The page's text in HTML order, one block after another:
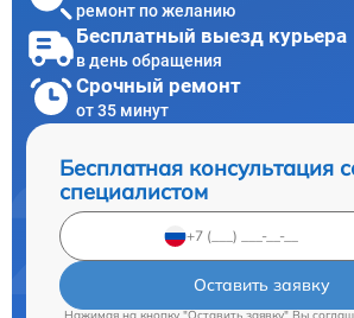
ремонт по желанию
Бесплатный выезд курьера
в день обращения
Срочный ремонт
от 35 минут
Бесплатная консультация
специалистом
Оставить заявку
Нажимая на кнопку "Оставить заявку" Вы